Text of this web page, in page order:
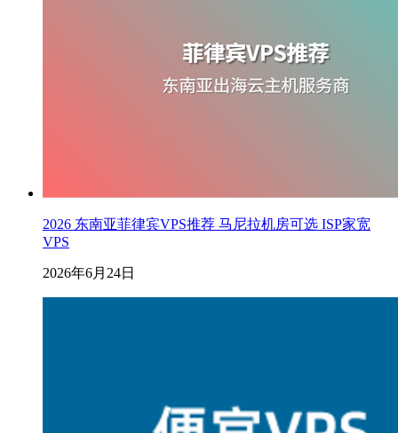
2026 东南亚菲律宾VPS推荐 马尼拉机房可选 ISP家宽
VPS
2026年6月24日